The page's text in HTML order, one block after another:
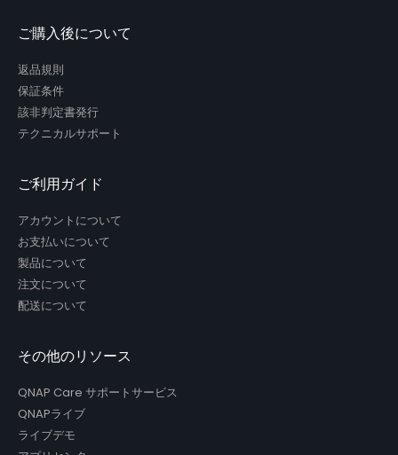
ご購入後について
返品規則
保証条件
該非判定書発行
テクニカルサポート
ご利用ガイド
アカウントについて
お支払いについて
製品について
注文について
配送について
その他のリソース
QNAP Care サポートサービス
QNAPライブ
ライブデモ